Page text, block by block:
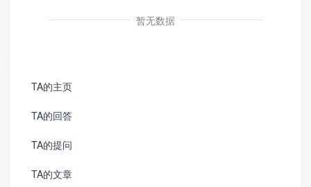
暂无数据
TA的主页
TA的回答
TA的提问
TA的文章